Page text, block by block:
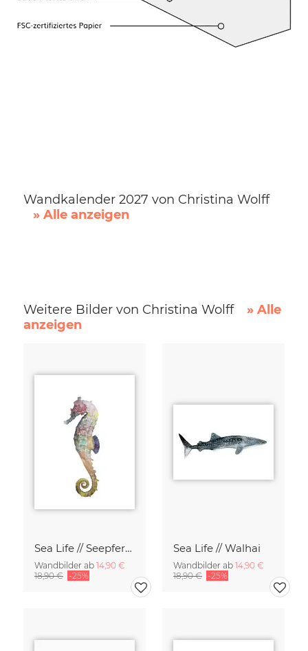
Wandkalender 2027 von Christina Wolff
» Alle anzeigen
Weitere Bilder von Christina Wolff
» Alle
anzeigen
Sea Life // Seepferdchen
Wandbilder ab 14,90 €
18,90 € -25%
Sea Life // Walhai
Wandbilder ab 14,90 €
18,90 € -25%